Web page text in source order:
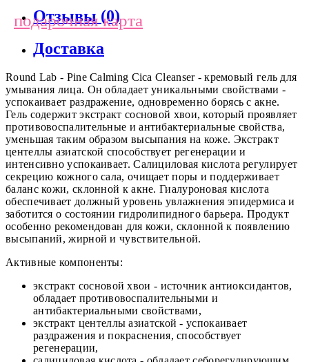
подарочная карта
Отзывы (0)
Доставка
Round Lab - Pine Calming Cica Cleanser - кремовый гель для
умывания лица. Он обладает уникальными свойствами -
успокаивает раздражение, одновременно борясь с акне.
Гель содержит экстракт сосновой хвои, который проявляет
противовоспалительные и антибактериальные свойства,
уменьшая таким образом высыпания на коже. Экстракт
центеллы азиатской способствует регенерации и
интенсивно успокаивает. Салициловая кислота регулирует
секрецию кожного сала, очищает поры и поддерживает
баланс кожи, склонной к акне. Гиалуроновая кислота
обеспечивает должный уровень увлажнения эпидермиса и
заботится о состоянии гидролипидного барьера. Продукт
особенно рекомендован для кожи, склонной к появлению
высыпаний, жирной и чувствительной.
Активные компоненты:
экстракт сосновой хвои - источник антиоксидантов,
обладает противовоспалительными и
антибактериальными свойствами,
экстракт центеллы азиатской - успокаивает
раздражения и покраснения, способствует
регенерации,